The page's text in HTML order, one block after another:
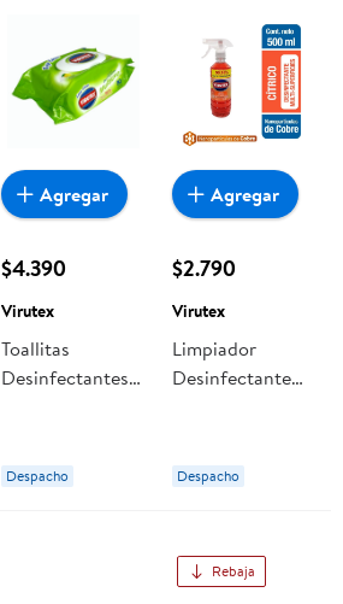
$4.390
Virutex
Toallitas
Desinfectantes
Virutex
Despacho
Agregar
$2.790
Virutex
Limpiador
Desinfectante
500 ml Virutex
Despacho
Agregar
Rebaja